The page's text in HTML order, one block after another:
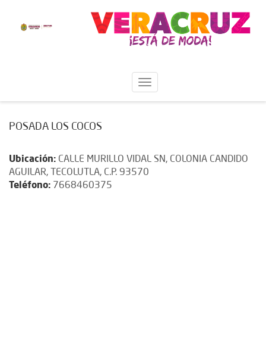
POSADA LOS COCOS
Ubicación: CALLE MURILLO VIDAL SN, COLONIA CANDIDO
AGUILAR, TECOLUTLA, C.P. 93570
Teléfono: 7668460375